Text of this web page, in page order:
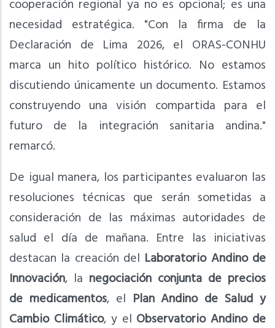
cooperación regional ya no es opcional; es una
necesidad estratégica. "Con la firma de la
Declaración de Lima 2026, el ORAS-CONHU
marca un hito político histórico. No estamos
discutiendo únicamente un documento. Estamos
construyendo una visión compartida para el
futuro de la integración sanitaria andina."
remarcó.
De igual manera, los participantes evaluaron las
resoluciones técnicas que serán sometidas a
consideración de las máximas autoridades de
salud el día de mañana. Entre las iniciativas
destacan la creación del Laboratorio Andino de
Innovación, la negociación conjunta de precios
de medicamentos, el Plan Andino de Salud y
Cambio Climático, y el Observatorio Andino de